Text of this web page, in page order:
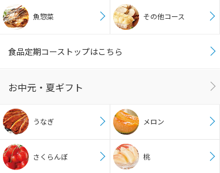
魚惣菜 その他コース
食品定期コーストップはこちら
お中元・夏ギフト
うなぎ メロン
さくらんぼ 桃